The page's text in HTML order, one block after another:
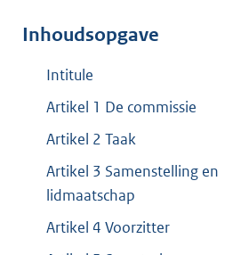
Inhoudsopgave
Intitule
Artikel 1 De commissie
Artikel 2 Taak
Artikel 3 Samenstelling en
lidmaatschap
Artikel 4 Voorzitter